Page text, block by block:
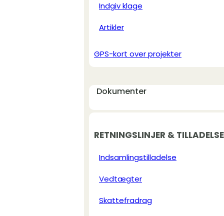
Indgiv klage
Artikler
GPS-kort over projekter
Dokumenter
RETNINGSLINJER &
Indsamlingstilladelse
Vedtægter
Skattefradrag